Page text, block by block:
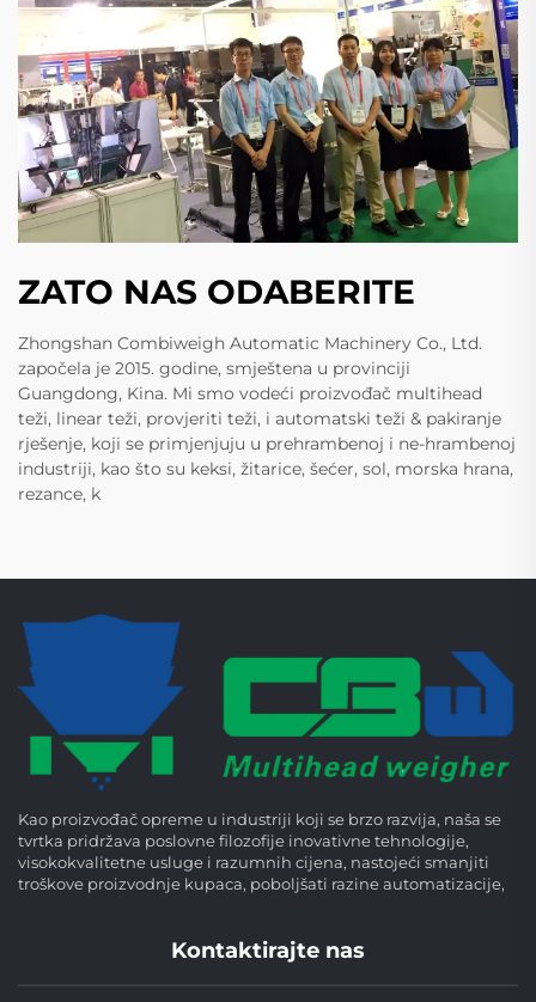
ZATO NAS ODABERITE
Zhongshan Combiweigh Automatic Machinery Co., Ltd.
započela je 2015. godine, smještena u provinciji
Guangdong, Kina. Mi smo vodeći proizvođač multihead
teži, linear teži, provjeriti teži, i automatski teži & pakiranje
rješenje, koji se primjenjuju u prehrambenoj i ne-hrambenoj
industriji, kao što su keksi, žitarice, šećer, sol, morska hrana,
rezance, k
Kao proizvođač opreme u industriji koji se brzo razvija, naša se
tvrtka pridržava poslovne filozofije inovativne tehnologije,
visokokvalitetne usluge i razumnih cijena, nastojeći smanjiti
troškove proizvodnje kupaca, poboljšati razine automatizacije,
Kontaktirajte nas